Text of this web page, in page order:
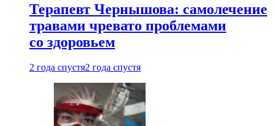
Терапевт Чернышова: самолечение
травами чревато проблемами
со здоровьем
2 года спустя2 года спустя